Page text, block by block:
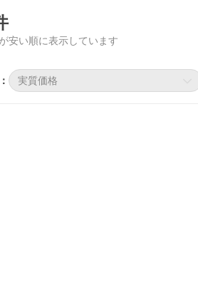
安い順に表示しています
実質価格